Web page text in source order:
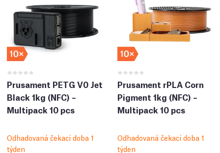
Prusament PETG V0 Jet
Black 1kg (NFC) –
Multipack 10 pcs
Odhadovaná čekací doba 1
týden
Prusament rPLA Corn
Pigment 1kg (NFC) –
Multipack 10 pcs
Odhadovaná čekací doba 1
týden